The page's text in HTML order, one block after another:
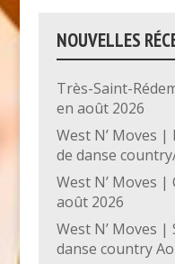
NOUVELLES
Très-Saint-
en août 2026
West N’ Moves |
de danse
West N’ Moves |
août 2026
West N’ Moves |
danse country